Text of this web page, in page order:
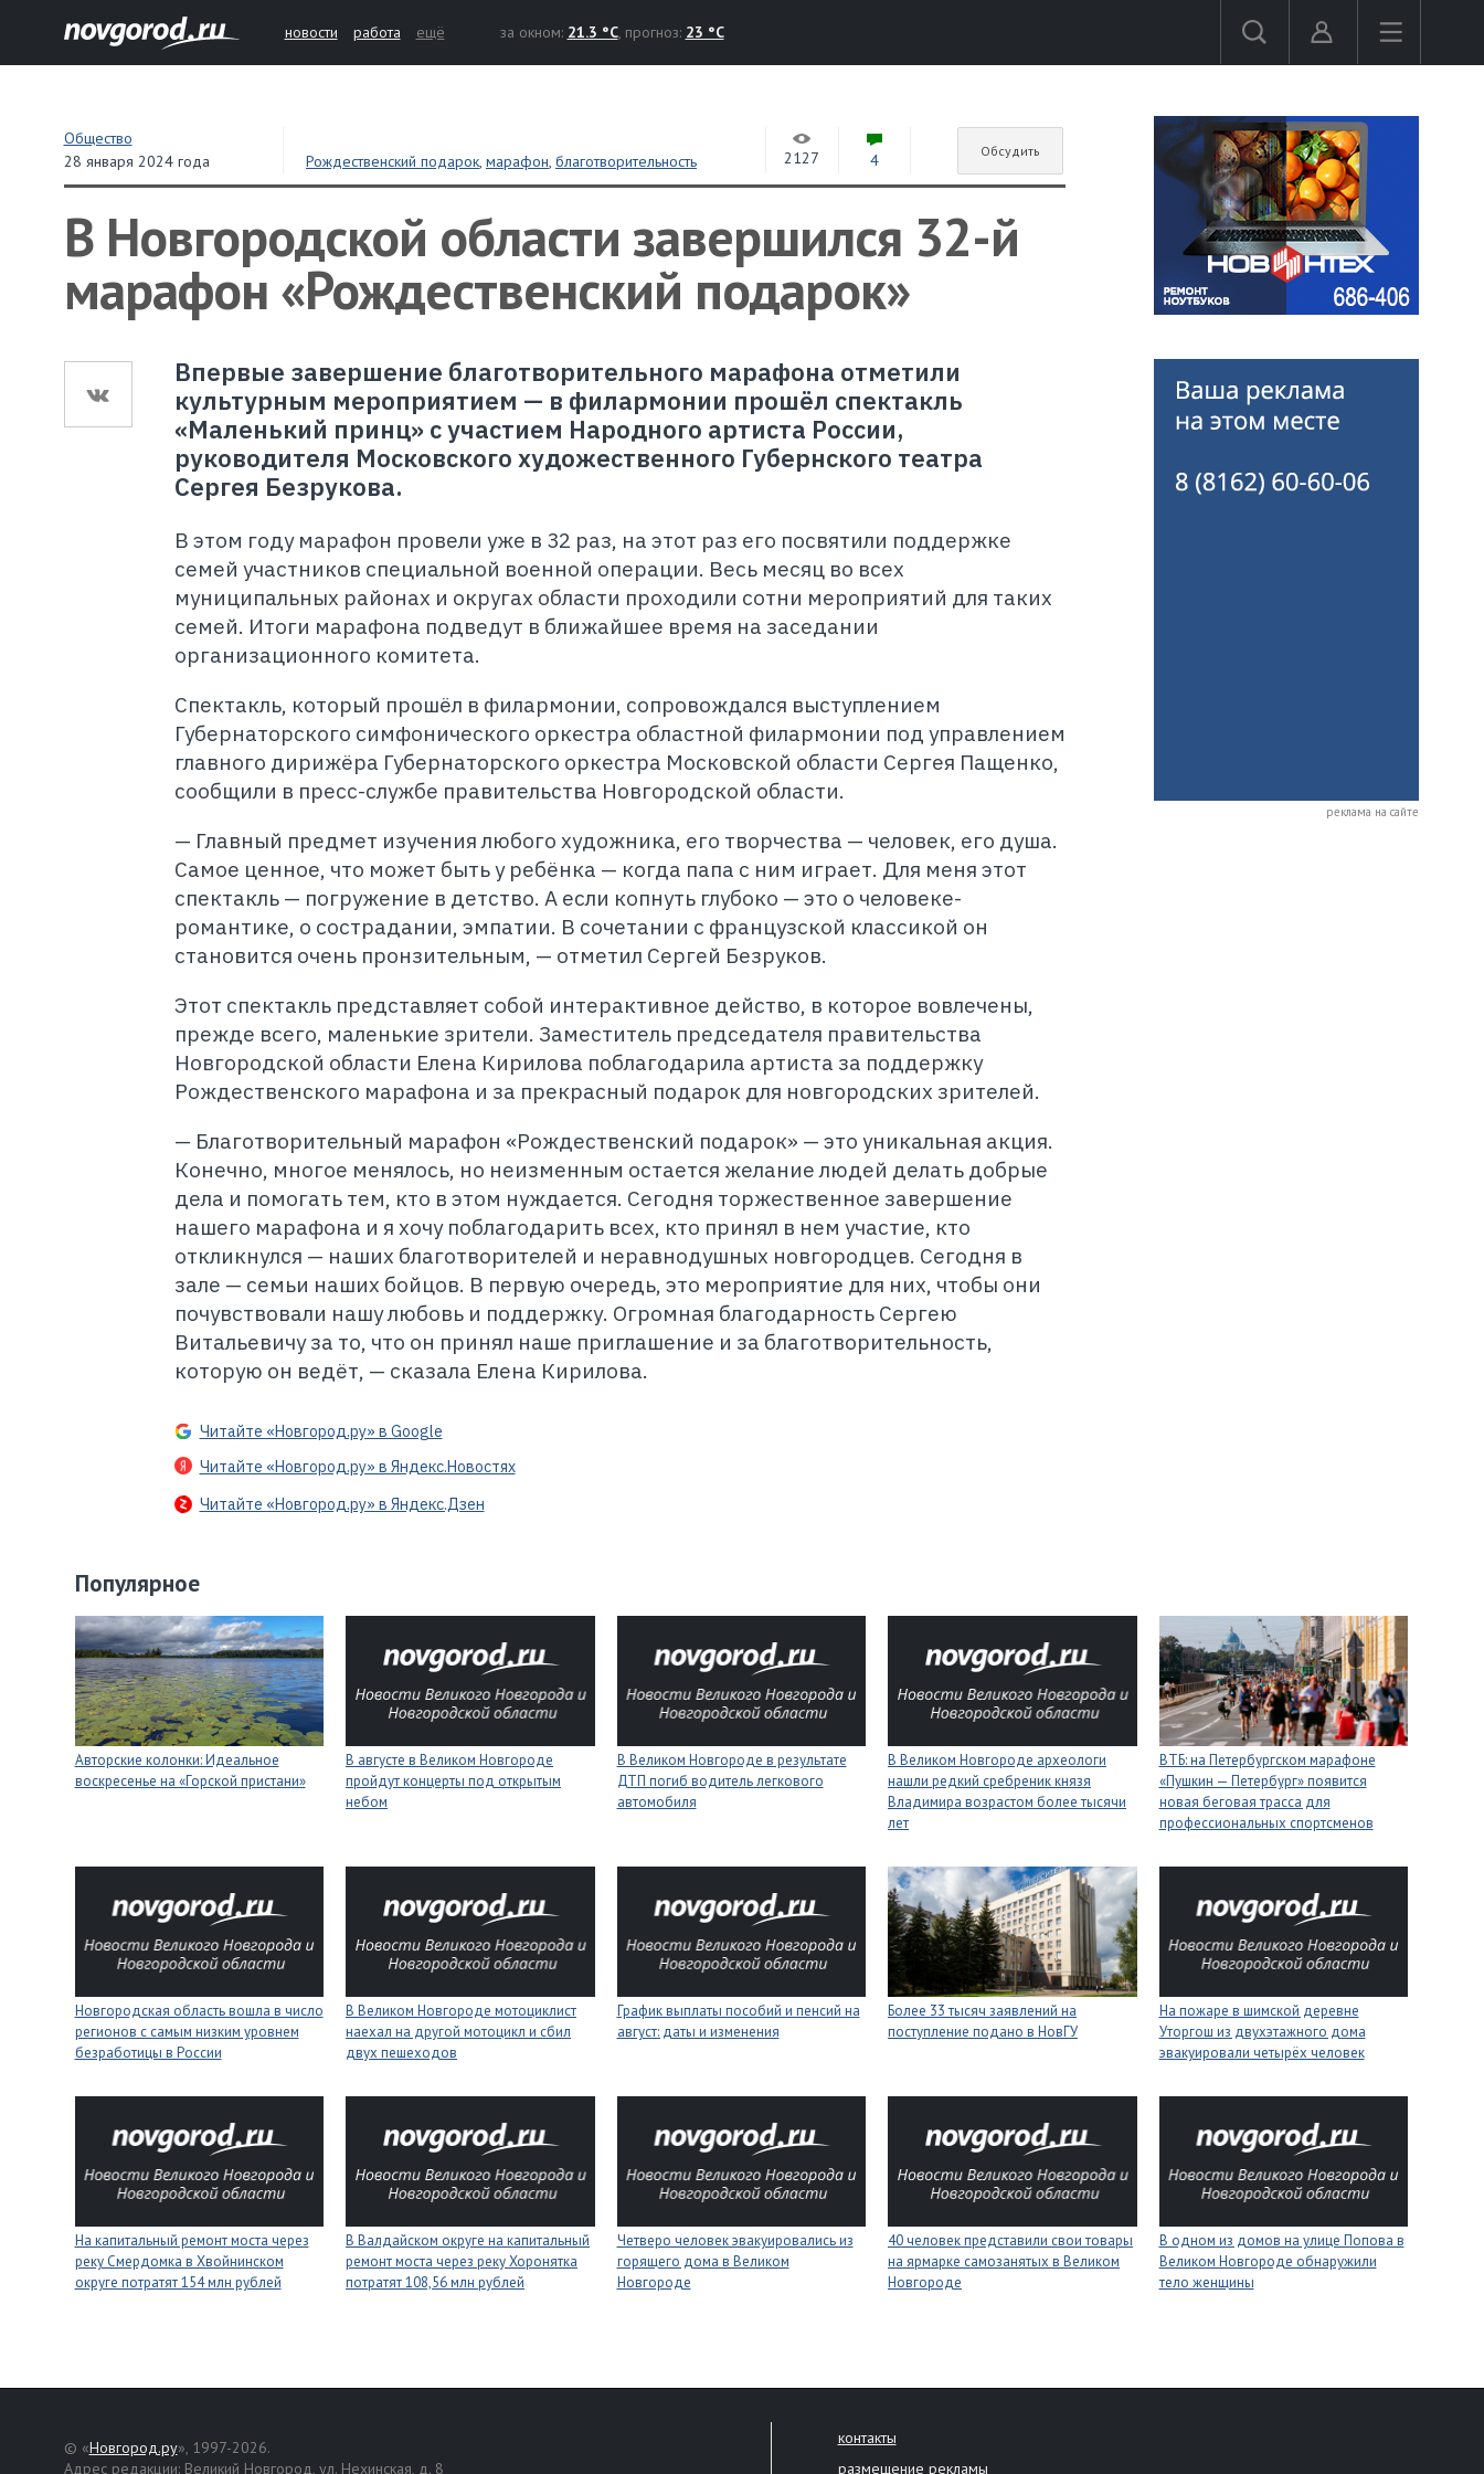
новости работа ещё за окном: 21.3 °C, прогноз: 23 °C
Общество
28 января 2024 года
Рождественский подарок,марафон,благотворительность 2127 4 Обсудить
В Новгородской области завершился 32-й
марафон «Рождественский подарок»
Впервые завершение благотворительного марафона отметили
культурным мероприятием — в филармонии прошёл спектакль
«Маленький принц» с участием Народного артиста России,
руководителя Московского художественного Губернского театра
Сергея Безрукова.
В этом году марафон провели уже в 32 раз, на этот раз его посвятили поддержке
семей участников специальной военной операции. Весь месяц во всех
муниципальных районах и округах области проходили сотни мероприятий для таких
семей. Итоги марафона подведут в ближайшее время на заседании
организационного комитета.
Спектакль, который прошёл в филармонии, сопровождался выступлением
Губернаторского симфонического оркестра областной филармонии под управлением
главного дирижёра Губернаторского оркестра Московской области Сергея Пащенко,
сообщили в пресс-службе правительства Новгородской области.
— Главный предмет изучения любого художника, его творчества — человек, его душа.
Самое ценное, что может быть у ребёнка — когда папа с ним играет. Для меня этот
спектакль — погружение в детство. А если копнуть глубоко — это о человеке-
романтике, о сострадании, эмпатии. В сочетании с французской классикой он
становится очень пронзительным, — отметил Сергей Безруков.
Этот спектакль представляет собой интерактивное действо, в которое вовлечены,
прежде всего, маленькие зрители. Заместитель председателя правительства
Новгородской области Елена Кирилова поблагодарила артиста за поддержку
Рождественского марафона и за прекрасный подарок для новгородских зрителей.
— Благотворительный марафон «Рождественский подарок» — это уникальная акция.
Конечно, многое менялось, но неизменным остается желание людей делать добрые
дела и помогать тем, кто в этом нуждается. Сегодня торжественное завершение
нашего марафона и я хочу поблагодарить всех, кто принял в нем участие, кто
откликнулся — наших благотворителей и неравнодушных новгородцев. Сегодня в
зале — семьи наших бойцов. В первую очередь, это мероприятие для них, чтобы они
почувствовали нашу любовь и поддержку. Огромная благодарность Сергею
Витальевичу за то, что он принял наше приглашение и за благотворительность,
которую он ведёт, — сказала Елена Кирилова.
Читайте «Новгород.ру» в Google
Читайте «Новгород.ру» в Яндекс.Новостях
Читайте «Новгород.ру» в Яндекс.Дзен
реклама на сайте
Популярное
Авторские колонки: Идеальное
воскресенье на «Горской пристани»
В августе в Великом Новгороде
пройдут концерты под открытым
небом
В Великом Новгороде в результате
ДТП погиб водитель легкового
автомобиля
В Великом Новгороде археологи
нашли редкий сребреник князя
Владимира возрастом более тысячи
лет
ВТБ: на Петербургском марафоне
«Пушкин — Петербург» появится
новая беговая трасса для
профессиональных спортсменов
Новгородская область вошла в число
регионов с самым низким уровнем
безработицы в России
В Великом Новгороде мотоциклист
наехал на другой мотоцикл и сбил
двух пешеходов
График выплаты пособий и пенсий на
август: даты и изменения
Более 33 тысяч заявлений на
поступление подано в НовГУ
На пожаре в шимской деревне
Уторгош из двухэтажного дома
эвакуировали четырёх человек
На капитальный ремонт моста через
реку Смердомка в Хвойнинском
округе потратят 154 млн рублей
В Валдайском округе на капитальный
ремонт моста через реку Хоронятка
потратят 108,56 млн рублей
Четверо человек эвакуировались из
горящего дома в Великом
Новгороде
40 человек представили свои товары
на ярмарке самозанятых в Великом
Новгороде
В одном из домов на улице Попова в
Великом Новгороде обнаружили
тело женщины
© «Новгород.ру», 1997-2026.
Адрес редакции: Великий Новгород, ул. Нехинская, д. 8
контакты
размещение рекламы